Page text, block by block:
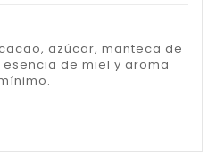
azúcar, manteca de
de miel y aroma